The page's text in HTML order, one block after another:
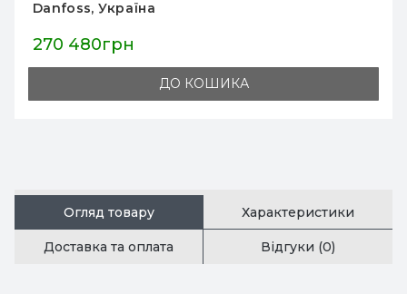
138 852грн
ДО КОШИКА
Огляд товару Характеристики
Доставка та оплата Відгуки (0)